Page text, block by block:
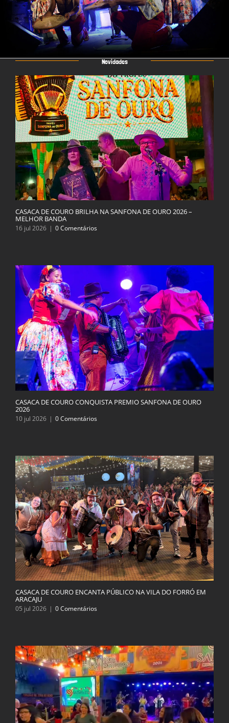
Novidades
CASACA DE COURO BRILHA NA SANFONA DE OURO 2026 –
MELHOR BANDA
16 jul 2026 | 0 Comentários
CASACA DE COURO CONQUISTA PREMIO SANFONA DE OURO
2026
10 jul 2026 | 0 Comentários
CASACA DE COURO ENCANTA PÚBLICO NA VILA DO FORRÓ EM
ARACAJU
05 jul 2026 | 0 Comentários